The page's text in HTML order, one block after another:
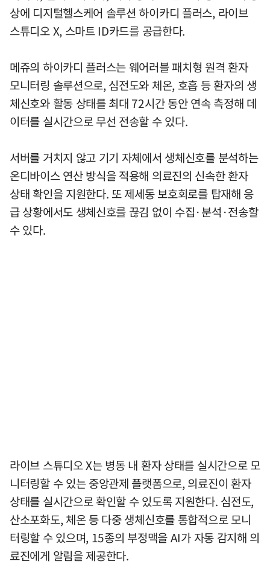
상에 디지털헬스케어 솔루션 하이카디 플러스, 라이브
스튜디오 X, 스마트 ID카드를 공급한다.
메쥬의 하이카디 플러스는 웨어러블 패치형 원격 환자
모니터링 솔루션으로, 심전도와 체온, 호흡 등 환자의 생
체신호와 활동 상태를 최대 72시간 동안 연속 측정해 데
이터를 실시간으로 무선 전송할 수 있다.
서버를 거치지 않고 기기 자체에서 생체신호를 분석하는
온디바이스 연산 방식을 적용해 의료진의 신속한 환자
상태 확인을 지원한다. 또 제세동 보호회로를 탑재해 응
급 상황에서도 생체신호를 끊김 없이 수집·분석·전송할
수 있다.
라이브 스튜디오 X는 병동 내 환자 상태를 실시간으로 모
니터링할 수 있는 중앙관제 플랫폼으로, 의료진이 환자
상태를 실시간으로 확인할 수 있도록 지원한다. 심전도,
산소포화도, 체온 등 다중 생체신호를 통합적으로 모니
터링할 수 있으며, 15종의 부정맥을 AI가 자동 감지해 의
료진에게 알림을 제공한다.